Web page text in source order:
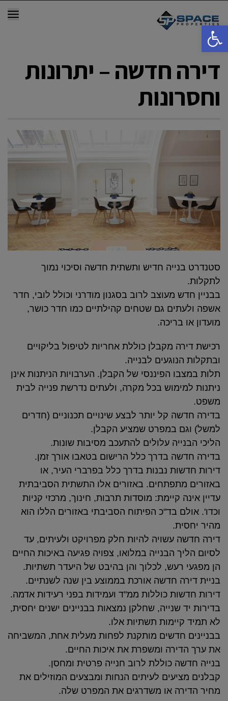
פתח סרגל נגישות
דירה חדשה – יתרונות
וחסרונות
סטנדרט בנייה חדיש ותשתית חדשה וסיכוי נמוך
לתקלות.
בבניין חדש מעוצב לרוב בסגנון מודרני וכולל לובי, חדר
אשפה ולעתים גם שטחים קהילתיים כמו חדר כושר,
מועדון או בריכה.
רכישת דירה מקבלן כוללת אחריות לטיפול בליקויים
ובתקלות הנוגעים לבנייה.
תלות במצבו הפיננסי של הקבלן. הערבויות הניתנות אינן
ניתנות למימוש בכל מקרה, ולעתים נדרשת פנייה לבית
משפט.
בדירה חדשה קל יותר לבצע שינויים תכנוניים (חדרים
למשל) וגם במפרט שמציע הקבלן.
הליכי הבנייה עלולים להתעכב מסיבות שונות.
בדירה חדשה בדרך כלל הרישום בטאבו אורך זמן.
דירות חדשות נבנות בדרך כלל בפרברי העיר, או
באזורים מתפתחים. באזורים אלו התשתית הסביבתית
עדיין אינה קיימת: מוסדות תרבות, חינוך, מרכזי קניות
וכדו'. אולם בד"כ הפיתוח הסביבתי באזורים הללו הוא
מהיר יחסית.
דירה חדשה עשויה להיות חלק מפרויקט ולעיתים, עד
לסיום הליך הבנייה במלואו, צפויה פגיעה באיכות החיים
הן מפגעי רעש, לכלוך והן בהיבט של היעדר תשתיות.
בניית דירה חדשה אורכת בממוצע בין שנה לשנתיים.
דירות חדשות כוללות ממ"ד ועמידות בפני רעידות אדמה.
בדירות יד שנייה, שחלקן נמצאות בבניינים ישנים יחסית,
לא תמיד קיימות תשתיות אלו.
בבניינים חדשים מותקנת לפחות מעלית אחת, המשביחה
את ערך הדירה ומשפרת את איכות החיים.
בנייה חדשה כוללת לרוב חנייה פרטית ומחסן.
קבלנים מציעים לעיתים הנחות ומבצעים המוזילים את
מחיר הדירה או משדרגים את המפרט שלה.